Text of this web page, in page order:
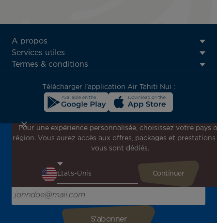
ATN:
Footer
menu
A propos
Services utiles
Termes & conditions
Télécharger l'application Air Tahiti Nui :
Inscrivez-vous à notre newsletter !
Recevez en avant-première toutes nos offres spéciales et
l'inspiration pour votre prochain voyage !
Saisissez votre adresse e-mail ici
Pour une expérience personnalisée, choisissez votre pays
région. Vous aurez accès aux offres, packages et prestations
vous sont dédiés.